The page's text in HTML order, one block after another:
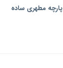
پارچه مطهری ساده